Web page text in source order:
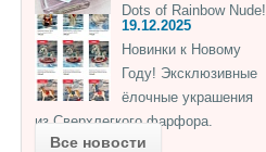
Dots of Rainbow Nude!
19.12.2025
Новинки к Новому
Году! Эксклюзивные
ёлочные украшения
из Сверхлегкого фарфора.
Все новости